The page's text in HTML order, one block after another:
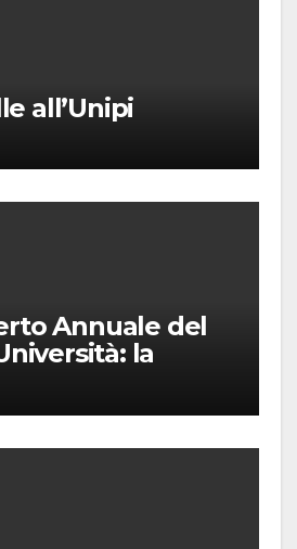
all’Unipi
Annuale del
la